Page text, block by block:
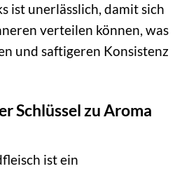
ist unerlässlich, damit sich
verteilen können, was
und saftigeren Konsistenz
Schlüssel zu Aroma
ist ein